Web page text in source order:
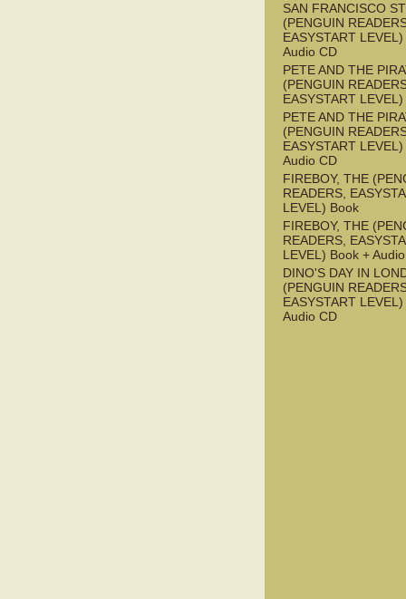
SAN FRANCISCO
(PENGUIN
EASYSTART
Audio CD
PETE AND THE
(PENGUIN
EASYSTART
PETE AND THE
(PENGUIN
EASYSTART
Audio CD
FIREBOY, THE
READERS,
LEVEL) Book
FIREBOY, THE
READERS,
LEVEL) Book +
DINO'S DAY IN
(PENGUIN
EASYSTART
Audio CD